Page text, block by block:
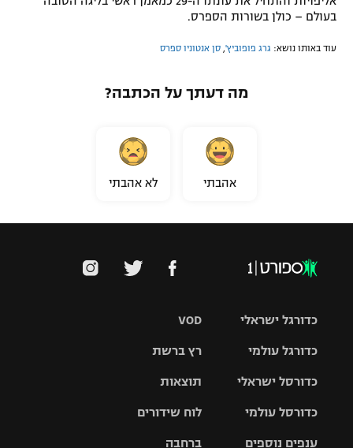
בעולם – כולן בשורות הספרס.
עוד באותו נושא: גרג פופוביץ' סן אנטוניו ספרס
מה דעתך על הכתבה?
אהבתי לא אהבתי
VOD
רץ ברשת
תוצאות
לוח שידורים
ברחבה
כדורגל ישראלי
גביע הטוטו
כדורגל עולמי
האלופות
ליגה
כדורסל ישראלי
סל
כדורסל עולמי
ענפים נוספים